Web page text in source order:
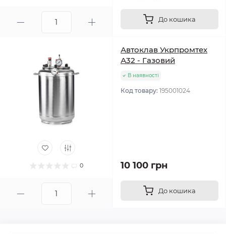
До кошика
0
Автоклав Укрпромтех
А32 - Газовий
В наявності
Код товару: 195001024
10 100 грн
До кошика